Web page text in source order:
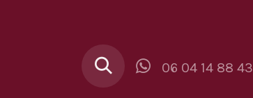
06 04 14 88 43